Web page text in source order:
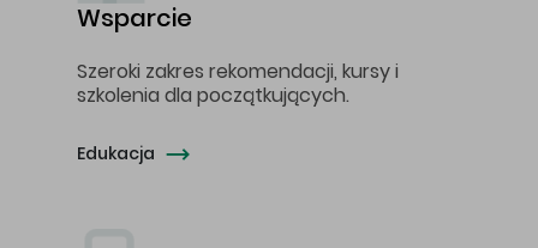
Wsparcie
Szeroki zakres rekomendacji, kursy i
szkolenia dla początkujących.
Edukacja